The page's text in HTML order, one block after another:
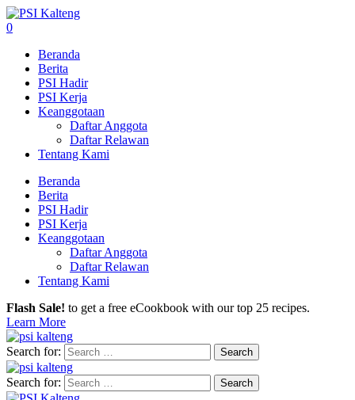
0
Beranda
Berita
PSI Hadir
PSI Kerja
Keanggotaan
Daftar Anggota
Daftar Relawan
Tentang Kami
Beranda
Berita
PSI Hadir
PSI Kerja
Keanggotaan
Daftar Anggota
Daftar Relawan
Tentang Kami
Flash Sale! to get a free eCookbook with our top 25 recipes.
Learn More
Search for:
Search for: